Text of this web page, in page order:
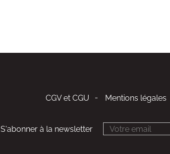
CGV et CGU Mentions légales
S'abonner à la newsletter